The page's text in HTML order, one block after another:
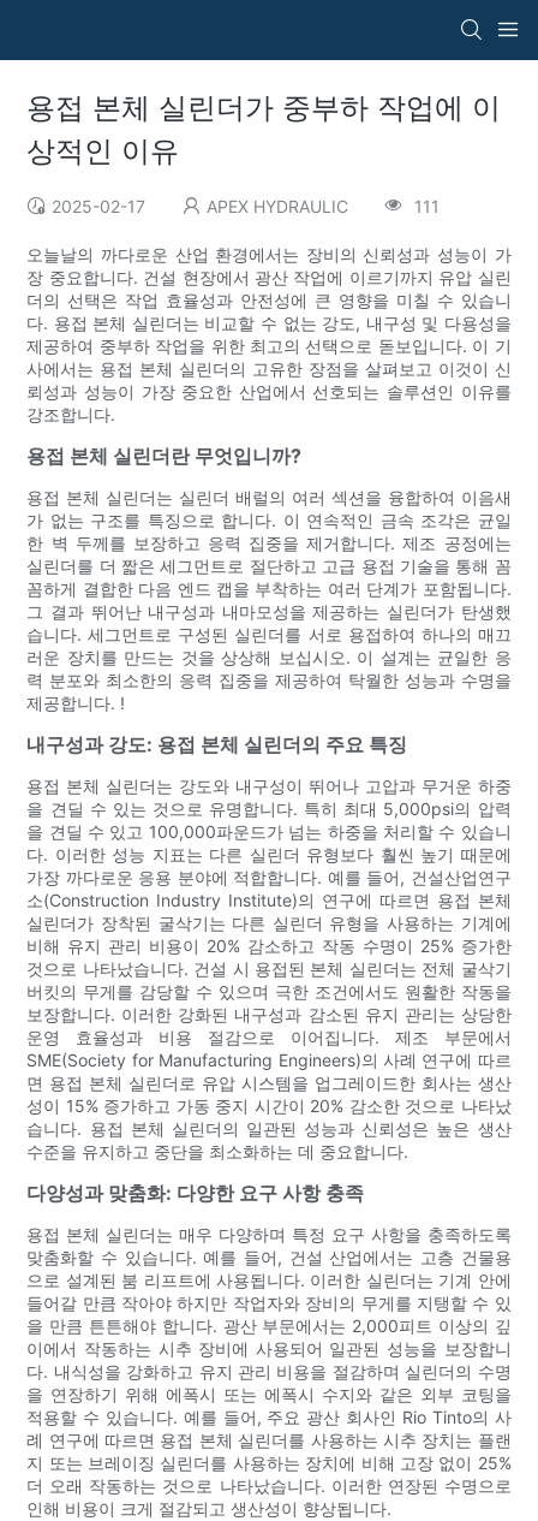
용접 본체 실린더가 중부하 작업에 이
상적인 이유
2025-02-17 APEX HYDRAULIC 111
오늘날의 까다로운 산업 환경에서는 장비의 신뢰성과 성능이 가
장 중요합니다. 건설 현장에서 광산 작업에 이르기까지 유압 실린
더의 선택은 작업 효율성과 안전성에 큰 영향을 미칠 수 있습니
다. 용접 본체 실린더는 비교할 수 없는 강도, 내구성 및 다용성을
제공하여 중부하 작업을 위한 최고의 선택으로 돋보입니다. 이 기
사에서는 용접 본체 실린더의 고유한 장점을 살펴보고 이것이 신
뢰성과 성능이 가장 중요한 산업에서 선호되는 솔루션인 이유를
강조합니다.
용접 본체 실린더란 무엇입니까?
용접 본체 실린더는 실린더 배럴의 여러 섹션을 융합하여 이음새
가 없는 구조를 특징으로 합니다. 이 연속적인 금속 조각은 균일
한 벽 두께를 보장하고 응력 집중을 제거합니다. 제조 공정에는
실린더를 더 짧은 세그먼트로 절단하고 고급 용접 기술을 통해 꼼
꼼하게 결합한 다음 엔드 캡을 부착하는 여러 단계가 포함됩니다.
그 결과 뛰어난 내구성과 내마모성을 제공하는 실린더가 탄생했
습니다. 세그먼트로 구성된 실린더를 서로 용접하여 하나의 매끄
러운 장치를 만드는 것을 상상해 보십시오. 이 설계는 균일한 응
력 분포와 최소한의 응력 집중을 제공하여 탁월한 성능과 수명을
제공합니다. !
내구성과 강도: 용접 본체 실린더의 주요 특징
용접 본체 실린더는 강도와 내구성이 뛰어나 고압과 무거운 하중
을 견딜 수 있는 것으로 유명합니다. 특히 최대 5,000psi의 압력
을 견딜 수 있고 100,000파운드가 넘는 하중을 처리할 수 있습니
다. 이러한 성능 지표는 다른 실린더 유형보다 훨씬 높기 때문에
가장 까다로운 응용 분야에 적합합니다. 예를 들어, 건설산업연구
소(Construction Industry Institute)의 연구에 따르면 용접 본체
실린더가 장착된 굴삭기는 다른 실린더 유형을 사용하는 기계에
비해 유지 관리 비용이 20% 감소하고 작동 수명이 25% 증가한
것으로 나타났습니다. 건설 시 용접된 본체 실린더는 전체 굴삭기
버킷의 무게를 감당할 수 있으며 극한 조건에서도 원활한 작동을
보장합니다. 이러한 강화된 내구성과 감소된 유지 관리는 상당한
운영 효율성과 비용 절감으로 이어집니다. 제조 부문에서
SME(Society for Manufacturing Engineers)의 사례 연구에 따르
면 용접 본체 실린더로 유압 시스템을 업그레이드한 회사는 생산
성이 15% 증가하고 가동 중지 시간이 20% 감소한 것으로 나타났
습니다. 용접 본체 실린더의 일관된 성능과 신뢰성은 높은 생산
수준을 유지하고 중단을 최소화하는 데 중요합니다.
다양성과 맞춤화: 다양한 요구 사항 충족
용접 본체 실린더는 매우 다양하며 특정 요구 사항을 충족하도록
맞춤화할 수 있습니다. 예를 들어, 건설 산업에서는 고층 건물용
으로 설계된 붐 리프트에 사용됩니다. 이러한 실린더는 기계 안에
들어갈 만큼 작아야 하지만 작업자와 장비의 무게를 지탱할 수 있
을 만큼 튼튼해야 합니다. 광산 부문에서는 2,000피트 이상의 깊
이에서 작동하는 시추 장비에 ​​사용되어 일관된 성능을 보장합니
다. 내식성을 강화하고 유지 관리 비용을 절감하며 실린더의 수명
을 연장하기 위해 에폭시 또는 에폭시 수지와 같은 외부 코팅을
적용할 수 있습니다. 예를 들어, 주요 광산 회사인 Rio Tinto의 사
례 연구에 따르면 용접 본체 실린더를 사용하는 시추 장치는 플랜
지 또는 브레이징 실린더를 사용하는 장치에 비해 고장 없이 25%
더 오래 작동하는 것으로 나타났습니다. 이러한 연장된 수명으로
인해 비용이 크게 절감되고 생산성이 향상됩니다.